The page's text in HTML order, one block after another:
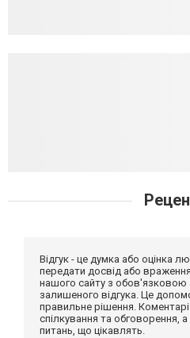
Відгук - це думка або оцінка
передати досвід або
нашого сайту з обов'язковою
залишеного відгука. Це
правильне рішення.
спілкування та обговорення,
питань, що цікавлять.